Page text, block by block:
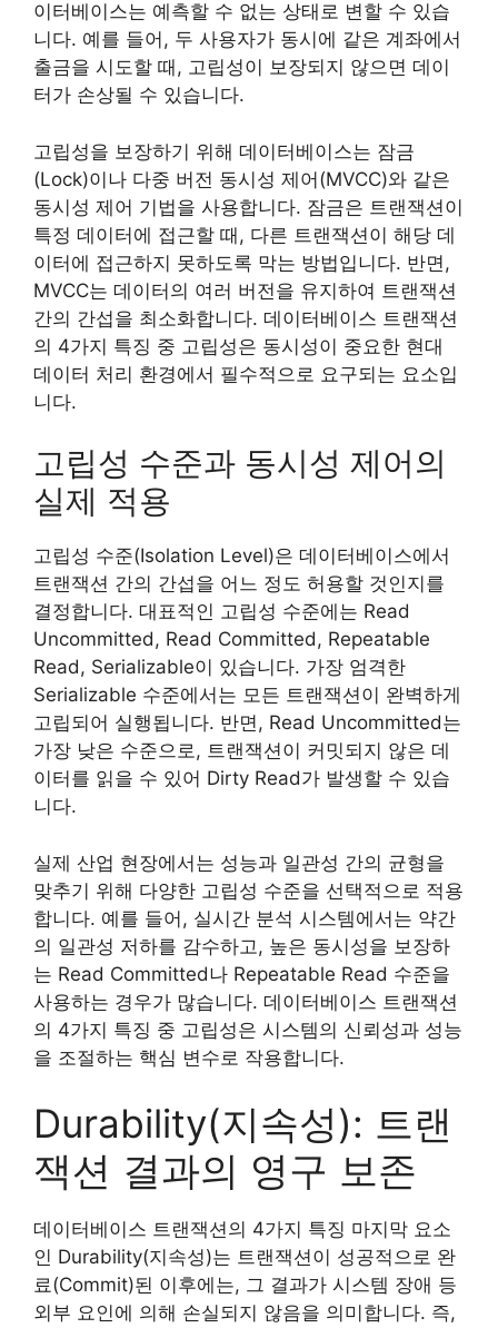
이터베이스는 예측할 수 없는 상태로 변할 수 있습
니다. 예를 들어, 두 사용자가 동시에 같은 계좌에서
출금을 시도할 때, 고립성이 보장되지 않으면 데이
터가 손상될 수 있습니다.
고립성을 보장하기 위해 데이터베이스는 잠금
(Lock)이나 다중 버전 동시성 제어(MVCC)와 같은
동시성 제어 기법을 사용합니다. 잠금은 트랜잭션이
특정 데이터에 접근할 때, 다른 트랜잭션이 해당 데
이터에 접근하지 못하도록 막는 방법입니다. 반면,
MVCC는 데이터의 여러 버전을 유지하여 트랜잭션
간의 간섭을 최소화합니다. 데이터베이스 트랜잭션
의 4가지 특징 중 고립성은 동시성이 중요한 현대
데이터 처리 환경에서 필수적으로 요구되는 요소입
니다.
고립성 수준과 동시성 제어의
실제 적용
고립성 수준(Isolation Level)은 데이터베이스에서
트랜잭션 간의 간섭을 어느 정도 허용할 것인지를
결정합니다. 대표적인 고립성 수준에는 Read
Uncommitted, Read Committed, Repeatable
Read, Serializable이 있습니다. 가장 엄격한
Serializable 수준에서는 모든 트랜잭션이 완벽하게
고립되어 실행됩니다. 반면, Read Uncommitted는
가장 낮은 수준으로, 트랜잭션이 커밋되지 않은 데
이터를 읽을 수 있어 Dirty Read가 발생할 수 있습
니다.
실제 산업 현장에서는 성능과 일관성 간의 균형을
맞추기 위해 다양한 고립성 수준을 선택적으로 적용
합니다. 예를 들어, 실시간 분석 시스템에서는 약간
의 일관성 저하를 감수하고, 높은 동시성을 보장하
는 Read Committed나 Repeatable Read 수준을
사용하는 경우가 많습니다. 데이터베이스 트랜잭션
의 4가지 특징 중 고립성은 시스템의 신뢰성과 성능
을 조절하는 핵심 변수로 작용합니다.
Durability(지속성): 트랜
잭션 결과의 영구 보존
데이터베이스 트랜잭션의 4가지 특징 마지막 요소
인 Durability(지속성)는 트랜잭션이 성공적으로 완
료(Commit)된 이후에는, 그 결과가 시스템 장애 등
외부 요인에 의해 손실되지 않음을 의미합니다. 즉,